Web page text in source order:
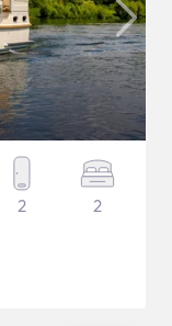
2 2